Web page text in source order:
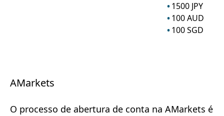
1500 JPY
100AUD
100SGD
AMarkets
O processo de abertura de conta na AMarkets é